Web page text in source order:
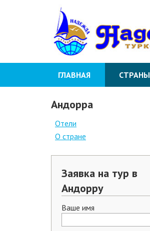
ГЛАВНАЯ СТРАНЫ
Андорра
Отели
О стране
Заявка на тур в
Андорру
Ваше имя